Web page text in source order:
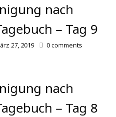
nach
– Tag 9
27, 2019 0comments
nach
– Tag 8